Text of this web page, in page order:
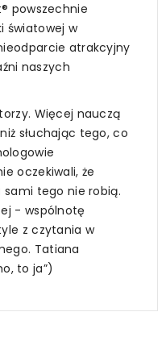
powszechnie
światowej w
atrakcyjny
naszych
Więcej nauczą
słuchając tego, co
oczekiwali, że
sami tego nie robią.
- wspólnotę
z czytania w
Tatiana
to ja”)